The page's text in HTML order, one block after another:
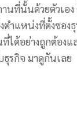
นที่นั้นด้วยตัวเอ
ำแหน่งที่ตั้งของ
ได้อย่างถูกต้อง
รกิจ มาดูกันเลย